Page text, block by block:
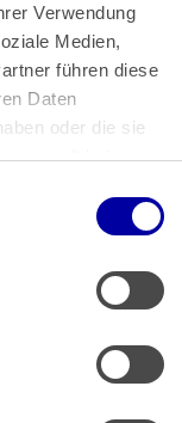
Verwendung
Medien,
führen diese
Daten
oder die sie
haben.